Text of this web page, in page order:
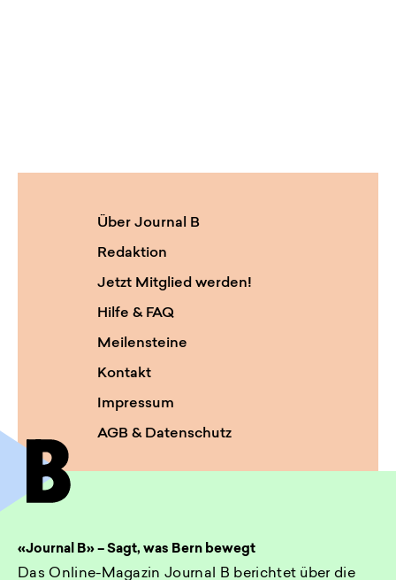
Über Journal B
Redaktion
Jetzt Mitglied werden!
Hilfe & FAQ
Meilensteine
Kontakt
Impressum
AGB & Datenschutz
«Journal B» – Sagt, was Bern bewegt
Das Online-Magazin Journal B berichtet über die